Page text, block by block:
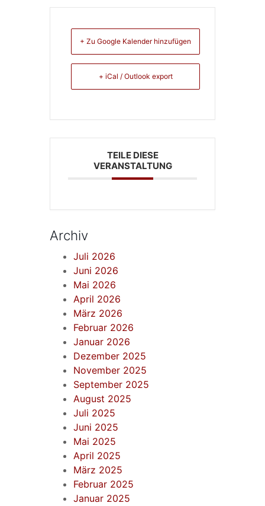
+ Zu Google Kalender hinzufügen
+ iCal / Outlook export
TEILE DIESE
VERANSTALTUNG
Archiv
Juli 2026
Juni 2026
Mai 2026
April 2026
März 2026
Februar 2026
Januar 2026
Dezember 2025
November 2025
September 2025
August 2025
Juli 2025
Juni 2025
Mai 2025
April 2025
März 2025
Februar 2025
Januar 2025